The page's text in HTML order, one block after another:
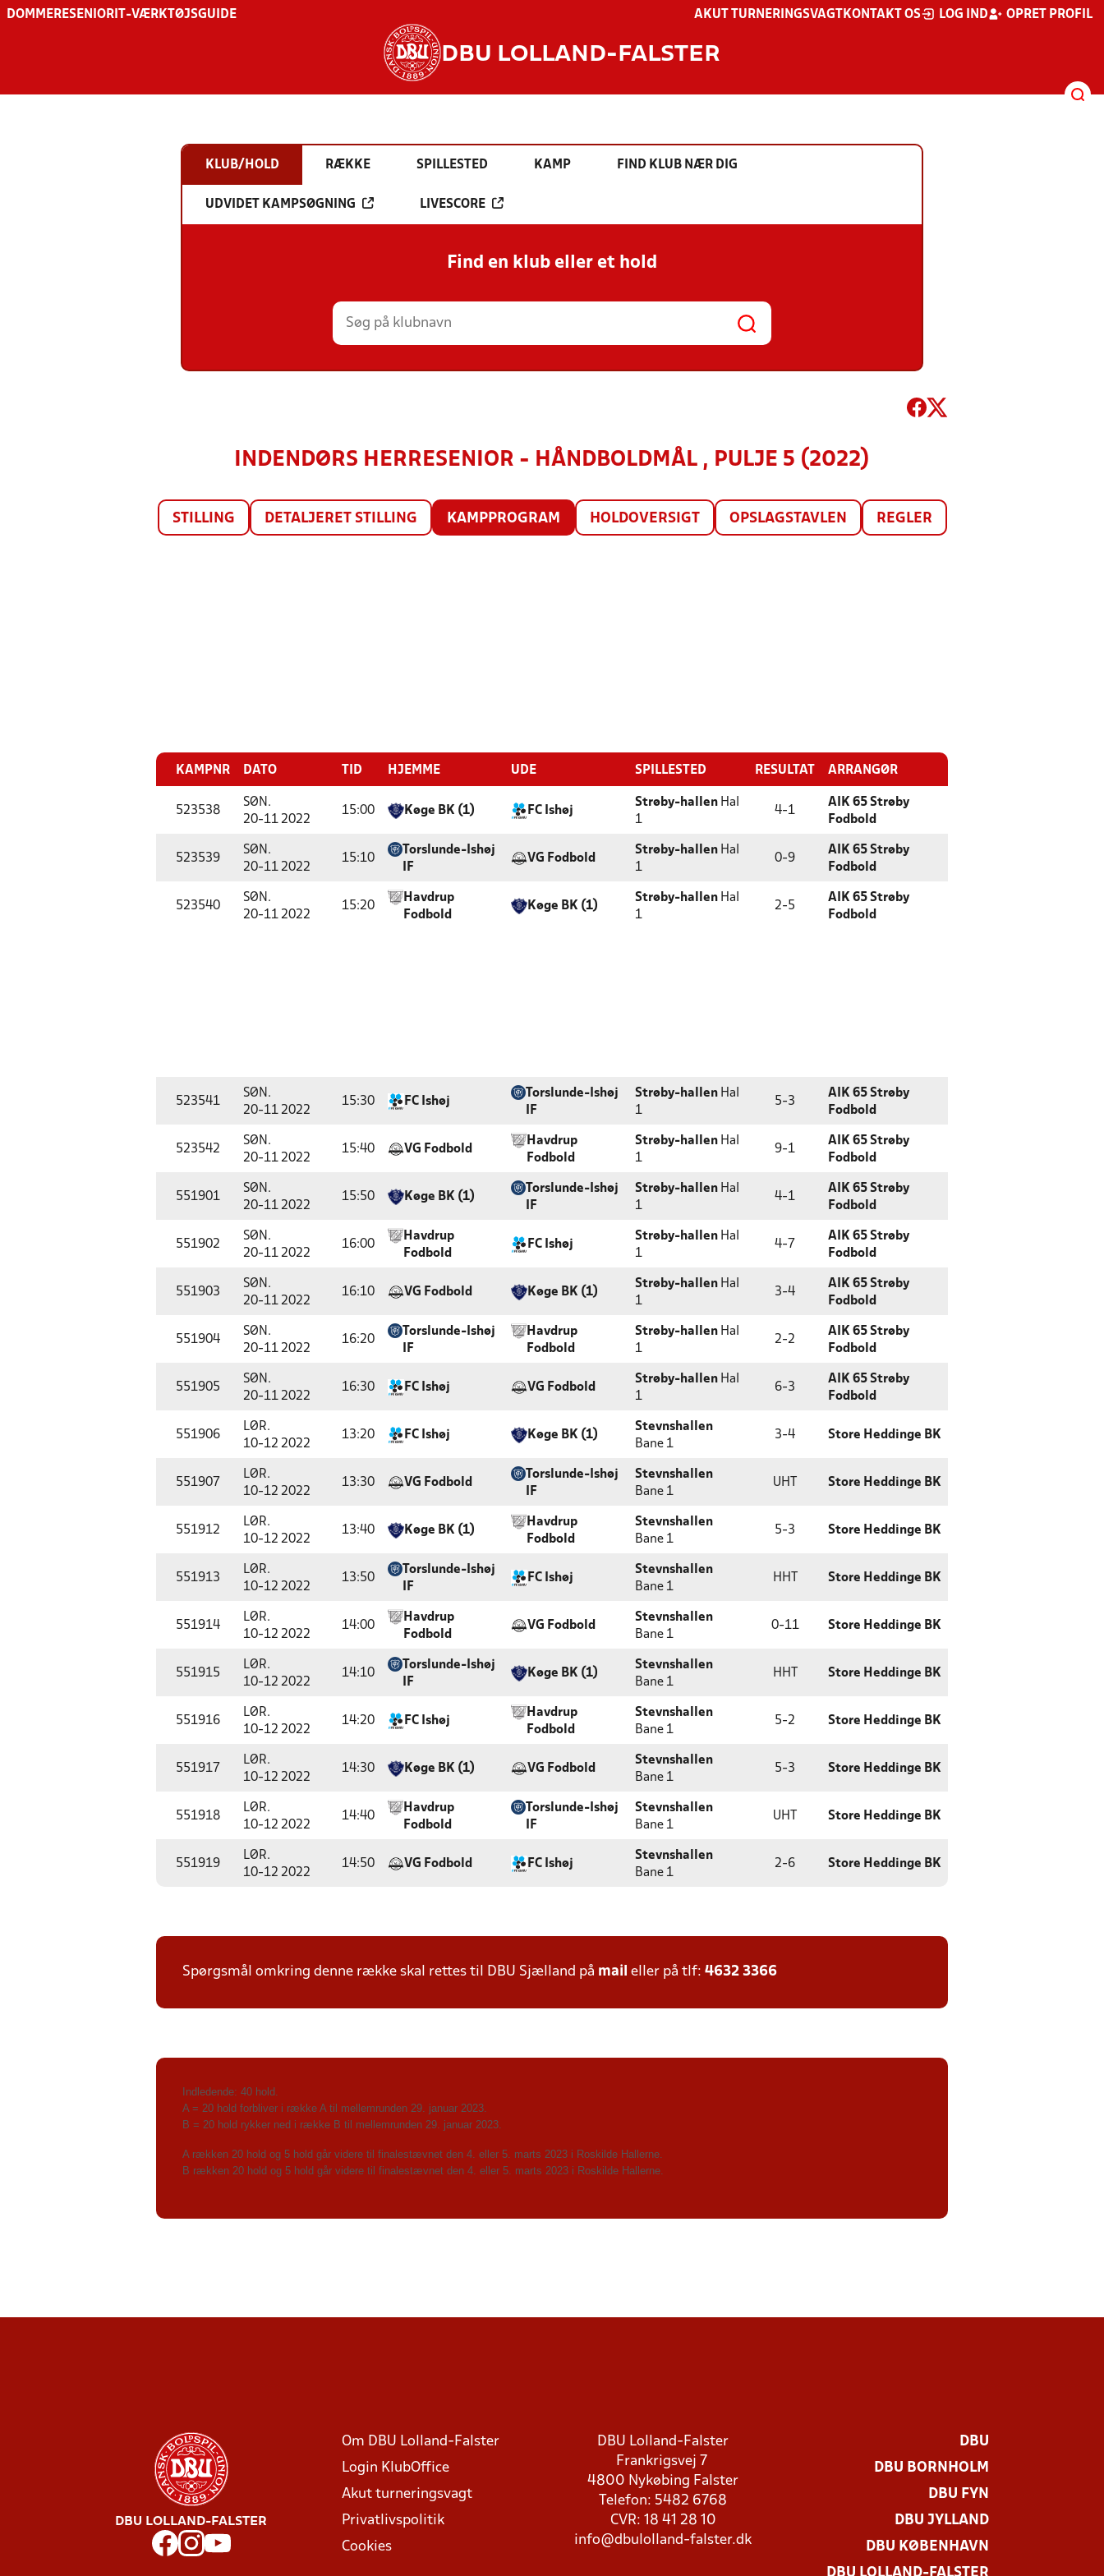
DOMMERESENIOR IT-VÆRKTØJSGUIDE AKUT TURNERINGSVAGT KONTAKT OS LOG IND OPRET PROFIL
DBU LOLLAND-FALSTER
KLUB/HOLD RÆKKE SPILLESTED KAMP FIND KLUB NÆR DIG
UDVIDET KAMPSØGNING LIVESCORE
Find en klub eller et hold
INDENDØRS HERRESENIOR - HÅNDBOLDMÅL , PULJE 5 (2022)
STILLING DETALJERET STILLING KAMPPROGRAM HOLDOVERSIGT OPSLAGSTAVLEN REGLER
KAMPNR DATO TID HJEMME UDE SPILLESTED RESULTAT ARRANGØR
523538
SØN.
20-11 2022
15:00 Køge BK (1) FC Ishøj
Strøby-hallen Hal
1
4-1
AIK 65 Strøby
Fodbold
523539
SØN.
20-11 2022
15:10
Torslunde-Ishøj
IF
VG Fodbold
Strøby-hallen Hal
1
0-9
AIK 65 Strøby
Fodbold
523540
SØN.
20-11 2022
15:20
Havdrup
Fodbold
Køge BK (1)
Strøby-hallen Hal
1
2-5
AIK 65 Strøby
Fodbold
523541
SØN.
20-11 2022
15:30 FC Ishøj
Torslunde-Ishøj
IF
Strøby-hallen Hal
1
5-3
AIK 65 Strøby
Fodbold
523542
SØN.
20-11 2022
15:40 VG Fodbold
Havdrup
Fodbold
Strøby-hallen Hal
1
9-1
AIK 65 Strøby
Fodbold
551901
SØN.
20-11 2022
15:50 Køge BK (1)
Torslunde-Ishøj
IF
Strøby-hallen Hal
1
4-1
AIK 65 Strøby
Fodbold
551902
SØN.
20-11 2022
16:00
Havdrup
Fodbold
FC Ishøj
Strøby-hallen Hal
1
4- 7
AIK 65 Strøby
Fodbold
551903
SØN.
20-11 2022
16:10 VG Fodbold Køge BK (1)
Strøby-hallen Hal
1
3-4
AIK 65 Strøby
Fodbold
551904
SØN.
20-11 2022
16:20
Torslunde-Ishøj
IF
Havdrup
Fodbold
Strøby-hallen Hal
1
2-2
AIK 65 Strøby
Fodbold
551905
SØN.
20-11 2022
16:30 FC Ishøj VG Fodbold
Strøby-hallen Hal
1
6-3
AIK 65 Strøby
Fodbold
551906
LØR.
10-12 2022
13:20 FC Ishøj Køge BK (1)
Stevnshallen
Bane 1
3-4 Store Heddinge BK
551907
LØR.
10-12 2022
13:30 VG Fodbold
Torslunde-Ishøj
IF
Stevnshallen
Bane 1
UHT Store Heddinge BK
551912
LØR.
10-12 2022
13:40 Køge BK (1)
Havdrup
Fodbold
Stevnshallen
Bane 1
5-3 Store Heddinge BK
551913
LØR.
10-12 2022
13:50
Torslunde-Ishøj
IF
FC Ishøj
Stevnshallen
Bane 1
HHT Store Heddinge BK
551914
LØR.
10-12 2022
14:00
Havdrup
Fodbold
VG Fodbold
Stevnshallen
Bane 1
0-11 Store Heddinge BK
551915
LØR.
10-12 2022
14:10
Torslunde-Ishøj
IF
Køge BK (1)
Stevnshallen
Bane 1
HHT Store Heddinge BK
551916
LØR.
10-12 2022
14:20 FC Ishøj
Havdrup
Fodbold
Stevnshallen
Bane 1
5-2 Store Heddinge BK
551917
LØR.
10-12 2022
14:30 Køge BK (1) VG Fodbold
Stevnshallen
Bane 1
5-3 Store Heddinge BK
551918
LØR.
10-12 2022
14:40
Havdrup
Fodbold
Torslunde-Ishøj
IF
Stevnshallen
Bane 1
UHT Store Heddinge BK
551919
LØR.
10-12 2022
14:50 VG Fodbold FC Ishøj
Stevnshallen
Bane 1
2-6 Store Heddinge BK
Spørgsmål omkring denne række skal rettes til DBU Sjælland på mail eller på tlf: 4632 3366
Indledende: 40 hold.
A = 20 hold forbliver i række A til mellemrunden 29. januar 2023.
B = 20 hold rykker ned i række B til mellemrunden 29. januar 2023.
A rækken 20 hold og 5 hold går videre til finalestævnet den 4. eller 5. marts 2023 i Roskilde Hallerne.
B rækken 20 hold og 5 hold går videre til finalestævnet den 4. eller 5. marts 2023 i Roskilde Hallerne.
DBU LOLLAND-FALSTER
Om DBU Lolland-Falster
Login KlubOffice
Akut turneringsvagt
Privatlivspolitik
Cookies
DBU Lolland-Falster
Frankrigsvej 7
4800 Nykøbing Falster
Telefon: 5482 6768
CVR: 18 41 28 10
info@dbulolland-falster.dk
DBU
DBU BORNHOLM
DBU FYN
DBU JYLLAND
DBU KØBENHAVN
DBU LOLLAND-FALSTER